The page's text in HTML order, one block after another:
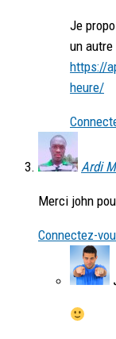
Je
un
https://
heure/
Ardi
Merci john
Connectez-